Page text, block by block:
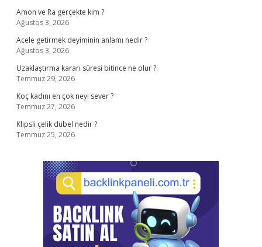
Amon ve Ra gerçekte kim ?
Ağustos 3, 2026
Acele getirmek deyiminin anlamı nedir ?
Ağustos 3, 2026
Uzaklaştırma kararı süresi bitince ne olur ?
Temmuz 29, 2026
Koç kadını en çok neyi sever ?
Temmuz 27, 2026
Klipsli çelik dübel nedir ?
Temmuz 25, 2026